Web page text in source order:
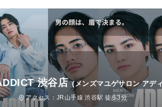
渋谷店 (メンズマユゲサロン アデ
アクセス：JR山手線 渋谷駅 徒歩3分